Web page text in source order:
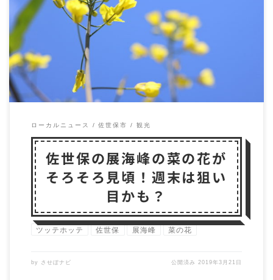
佐世保の名所「展海峰」（てんかいほう） 佐世保の
観光名所といえば、展海峰は外せない。 コスモスと
菜の […]
ローカルニュース 佐世保市 観光
佐世保の展海峰の菜の花が
そろそろ見頃！週末は狙い
目かも？
ツッテホッテ 佐世保 展海峰 菜の花
by させぼナビ 公開済み2019年3月21日